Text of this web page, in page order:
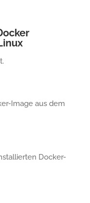
Image aus dem
Docker-